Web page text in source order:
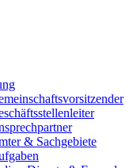
& Sachgebiete